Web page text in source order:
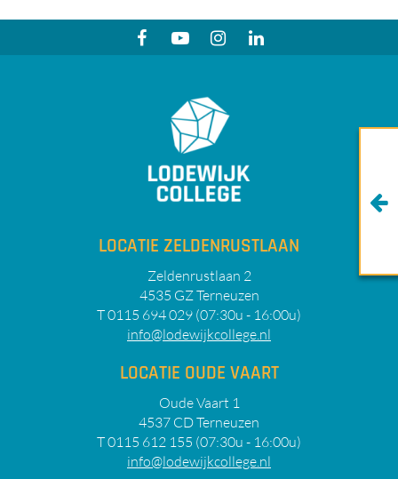
LOCATIE ZELDENRUSTLAAN
Zeldenrustlaan 2
4535 GZ Terneuzen
T 0115 694 029 (07:30u - 16:00u)
info@lodewijkcollege.nl
LOCATIE OUDE VAART
Oude Vaart 1
4537 CD Terneuzen
T 0115 612 155 (07:30u - 16:00u)
info@lodewijkcollege.nl